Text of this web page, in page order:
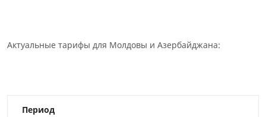
Актуальные тарифы для Молдовы и Азербайджана:
Период